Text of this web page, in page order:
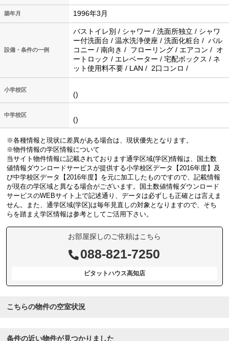
築年月 1996年3月
設備・条件の一例
バストイレ別 / シャワー / 洗面所独立 / シャワ
ー付洗面台 / 温水洗浄便座 / 洗面化粧台 / バル
コニー / 南向き / フローリング / エアコン / オ
ートロック / エレベーター / 宅配ボックス / ネ
ット使用料不要 / LAN / 2口コンロ /
小学校区
()
中学校区
()
※各種情報と現状に差異がある場合は、現状優先となります。
※物件情報の学区情報について
当サイト物件情報に記載されております通学区域(学区)情報は、国土数
値情報ダウンロードサービスが提供する小学校区データ【2016年度】及
び中学校区データ【2016年度】を元に加工したものですので、記載情報
が現在の学区域と異なる場合がございます。国土数値情報ダウンロード
サービスのWEBサイト上で記述通り、データは必ずしも正確とは言えま
せん。また、通学区域(学区)は毎年見直しの対象となりますので、そち
らを踏まえ学区情報は参考としてご活用下さい。
お部屋探しのご依頼はこちら
088-821-7250
ピタットハウス高知店
こちらの物件の空室状況
条件の近い物件が見つかりました